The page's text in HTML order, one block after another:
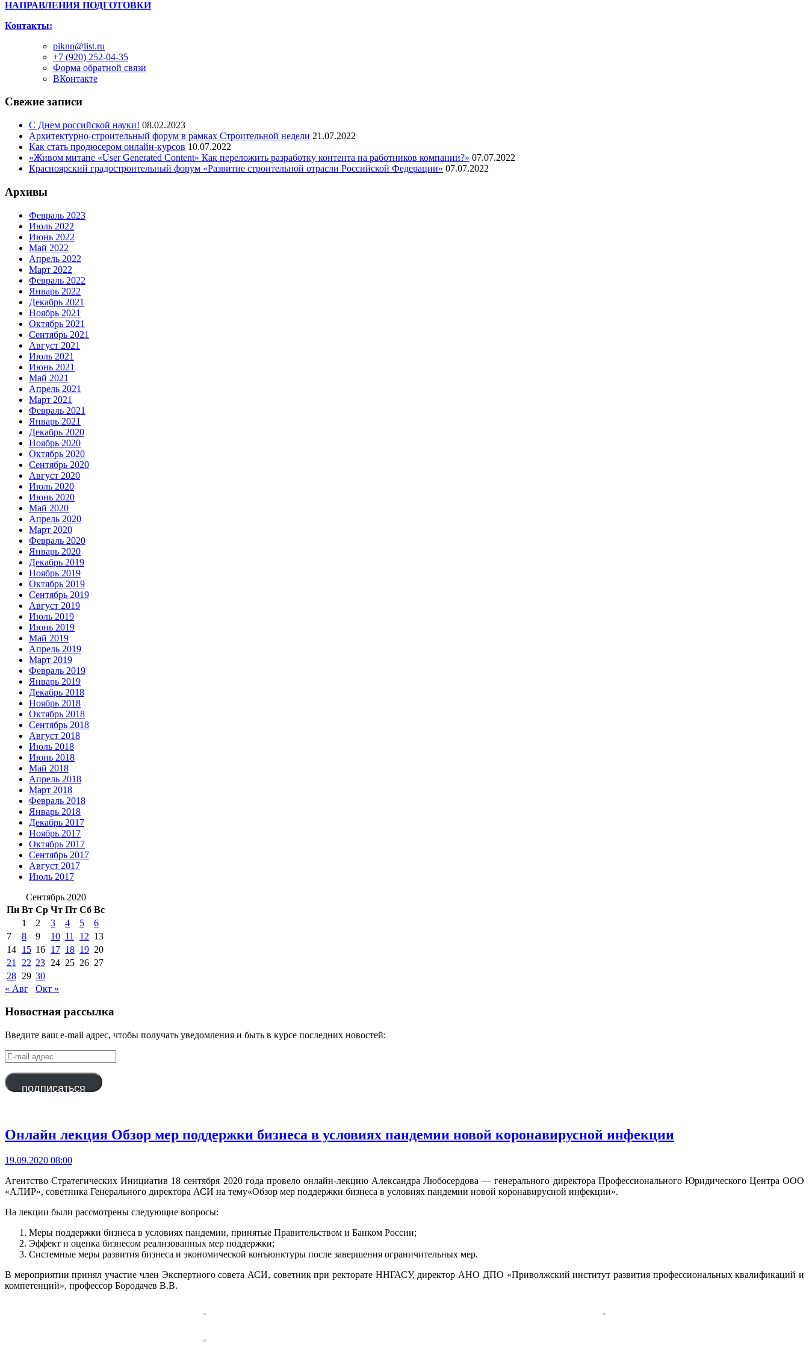
НАПРАВЛЕНИЯ ПОДГОТОВКИ
Контакты:
piknn@list.ru
+7 (920) 252-04-35
Форма обратной связи
ВКонтакте
Свежие записи
С Днем российской науки! 08.02.2023
Архитектурно-строительный форум в рамках Строительной недели 21.07.2022
Как стать продюсером онлайн-курсов 10.07.2022
«Живом митапе «User Generated Content» Как переложить разработку контента на работников компании?» 07.07.2022
Красноярский градостроительный форум «Развитие строительной отрасли Российской Федерации» 07.07.2022
Архивы
Февраль 2023
Июль 2022
Июнь 2022
Май 2022
Апрель 2022
Март 2022
Февраль 2022
Январь 2022
Декабрь 2021
Ноябрь 2021
Октябрь 2021
Сентябрь 2021
Август 2021
Июль 2021
Июнь 2021
Май 2021
Апрель 2021
Март 2021
Февраль 2021
Январь 2021
Декабрь 2020
Ноябрь 2020
Октябрь 2020
Сентябрь 2020
Август 2020
Июль 2020
Июнь 2020
Май 2020
Апрель 2020
Март 2020
Февраль 2020
Январь 2020
Декабрь 2019
Ноябрь 2019
Октябрь 2019
Сентябрь 2019
Август 2019
Июль 2019
Июнь 2019
Май 2019
Апрель 2019
Март 2019
Февраль 2019
Январь 2019
Декабрь 2018
Ноябрь 2018
Октябрь 2018
Сентябрь 2018
Август 2018
Июль 2018
Июнь 2018
Май 2018
Апрель 2018
Март 2018
Февраль 2018
Январь 2018
Декабрь 2017
Ноябрь 2017
Октябрь 2017
Сентябрь 2017
Август 2017
Июль 2017
Сентябрь 2020
Пн Вт Ср Чт Пт Сб Вс
1
2 3 4 5
6
7
8 9 10 11 12 13
14 15 16 17 18 19 20
21
22 23 24 25 26 27
28 29 30
« Авг
Окт »
Новостная рассылка
Введите ваш e-mail адрес, чтобы получать уведомления и быть в курсе последних новостей:
E-
mail
адрес
подписаться
Онлайн лекция Обзор мер поддержки бизнеса в условиях пандемии новой коронавирусной инфекции
19.09.2020 08:00
Агентство Стратегических Инициатив 18 сентября 2020 года провело онлайн-лекцию Александра Любосердова — генерального директора Профессионального Юридического Центра ООО
«АЛИР», советника Генерального директора АСИ на тему«Обзор мер поддержки бизнеса в условиях пандемии новой коронавирусной инфекции».
На лекции были рассмотрены следующие вопросы:
Меры поддержки бизнеса в условиях пандемии, принятые Правительством и Банком России;
Эффект и оценка бизнесом реализованных мер поддержки;
Системные меры развития бизнеса и экономической конъюнктуры после завершения ограничительных мер.
В мероприятии принял участие член Экспертного совета АСИ, советник при ректорате ННГАСУ, директор АНО ДПО «Приволжский институт развития профессиональных квалификаций и
компетенций», профессор Бородачев В.В.